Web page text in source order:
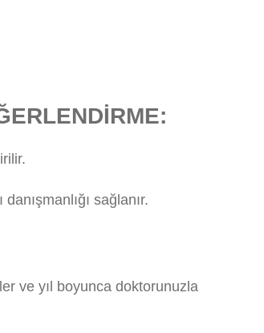
sağlanır.
ve yıl boyunca doktorunuzla